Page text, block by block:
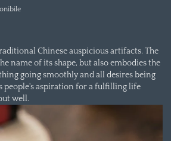
Chinese auspicious artifacts. The
name of its shape, but also embodies the
going smoothly and all desires being
people's aspiration for a fulfilling life
well.